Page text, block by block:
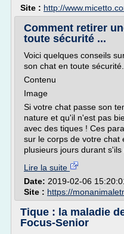
Site : http://
Comment retirer
toute sécurité ...
Voici quelques conseils
son chat en toute sécurité.
Contenu
Image
Si votre chat passe son
nature et qu'il n'est pas
avec des tiques ! Ces
sur le corps de votre chat
plusieurs jours durant s'ils
Lire la suite
Date: 2019-02-06
Site : https://
Tique : la maladie
Focus-Senior